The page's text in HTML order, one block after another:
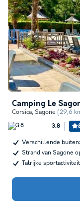
Camping Le
Corsica, Sagone (29,6
3.8
Verschillende
Strand van Sagone
Talrijke